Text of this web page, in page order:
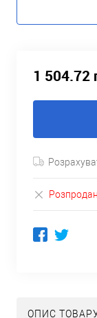
1 504.72
ОПИС